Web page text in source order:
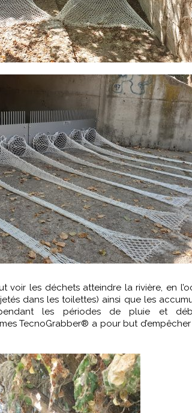
voir les déchets atteindre la rivière, en
dans les toilettes) ainsi que les
les périodes de pluie et
TecnoGrabber® a pour but